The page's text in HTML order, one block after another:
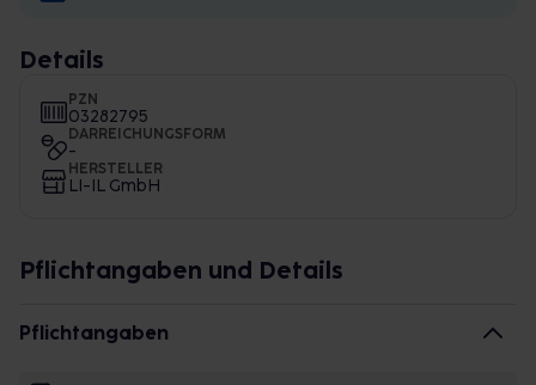
Details
PZN
03282795
DARREICHUNGSFORM
-
HERSTELLER
LI-IL GmbH
Pflichtangaben und Details
Pflichtangaben